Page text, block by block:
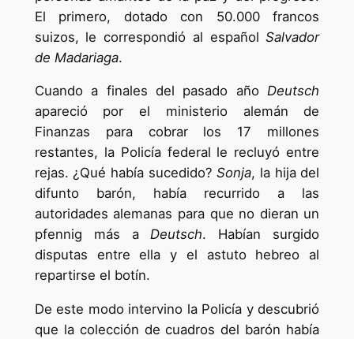
El primero, dotado con 50.000 francos
suizos, le correspondió al españolSalvador
de Madariaga.
Cuando a finales del pasado añoDeutsch
apareció por el ministerio alemán de
Finanzas para cobrar los 17 millones
restantes, la Policía federal le recluyó entre
rejas. ¿Qué había sucedido?Sonja, la hija del
difunto barón, había recurrido a las
autoridades alemanas para que no dieran un
pfennig más aDeutsch. Habían surgido
disputas entre ella y el astuto hebreo al
repartirse el botín.
De este modo intervino la Policía y descubrió
que la colección de cuadros del barón había